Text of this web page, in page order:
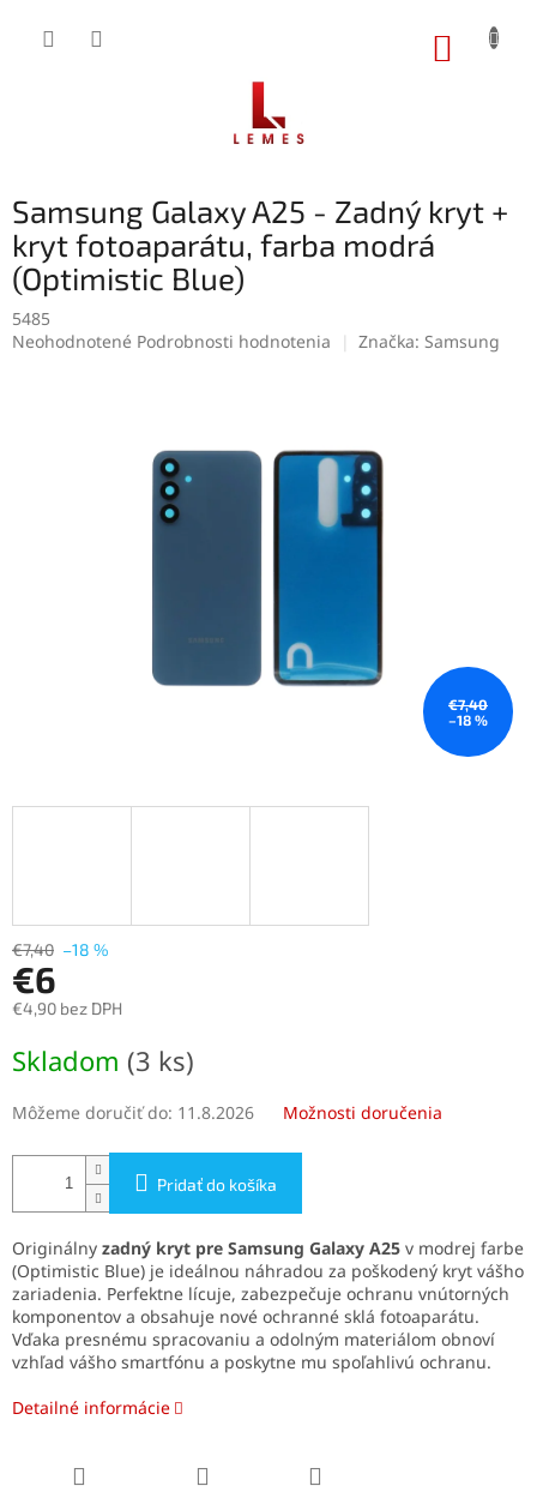
Samsung Galaxy A25 - Zadný kryt +
kryt fotoaparátu, farba modrá
(Optimistic Blue)
5485
Priemerné
Neohodnotené Podrobnosti hodnotenia Značka: Samsung
€7,40
–18 %
€7,40 –18 %
€6
€4,90 bez DPH
cena:
Skladom (3 ks)
Môžeme doručiť do: 11.8.2026 Možnosti doručenia
Pridať do košíka
Originálny zadný kryt pre Samsung Galaxy A25 v modrej farbe
(Optimistic Blue) je ideálnou náhradou za poškodený kryt vášho
zariadenia. Perfektne lícuje, zabezpečuje ochranu vnútorných
komponentov a obsahuje nové ochranné sklá fotoaparátu.
Vďaka presnému spracovaniu a odolným materiálom obnoví
vzhľad vášho smartfónu a poskytne mu spoľahlivú ochranu.
Detailné informácie